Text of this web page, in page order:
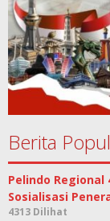
Berita
Pelindo Regional
Sosialisasi
4313 Dilihat